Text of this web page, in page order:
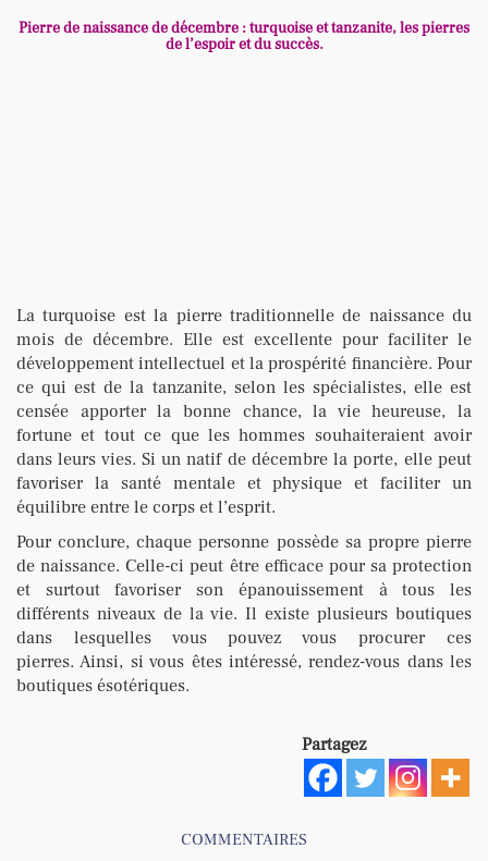
Pierre de naissance de décembre : turquoise et tanzanite, les pierres
de l’espoir et du succès.
La turquoise est la pierre traditionnelle de naissance du
mois de décembre. Elle est excellente pour faciliter le
développement intellectuel et la prospérité financière. Pour
ce qui est de la tanzanite, selon les spécialistes, elle est
censée apporter la bonne chance, la vie heureuse, la
fortune et tout ce que les hommes souhaiteraient avoir
dans leurs vies. Si un natif de décembre la porte, elle peut
favoriser la santé mentale et physique et faciliter un
équilibre entre le corps et l’esprit.
Pour conclure, chaque personne possède sa propre pierre
de naissance. Celle-ci peut être efficace pour sa protection
et surtout favoriser son épanouissement à tous les
différents niveaux de la vie. Il existe plusieurs boutiques
dans lesquelles vous pouvez vous procurer ces
pierres. Ainsi, si vous êtes intéressé, rendez-vous dans les
boutiques ésotériques.
Partagez
COMMENTAIRES